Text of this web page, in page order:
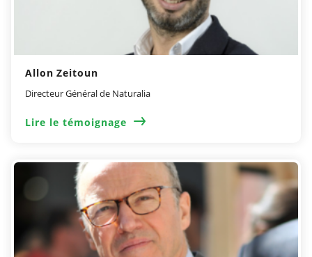
Allon Zeitoun
Directeur Général de Naturalia
Lire le témoignage